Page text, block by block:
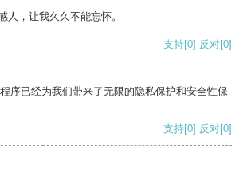
人，让我久久不能忘怀。
支持[0] 反对[0]
序已经为我们带来了无限的隐私保护和安全性保
支持[0] 反对[0]